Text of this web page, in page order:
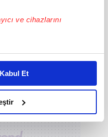
ve cihazlarını
sizlere özel
Bunu yaparken
deneyimi sunmak
sunabilmek adına
ve bu noktada,
noktasında tek gelir
Et
İLERLEYİNİZ